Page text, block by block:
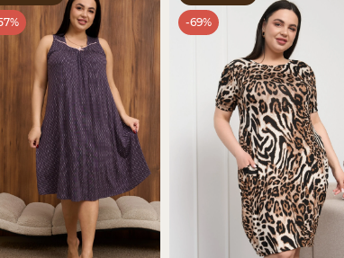
-69%